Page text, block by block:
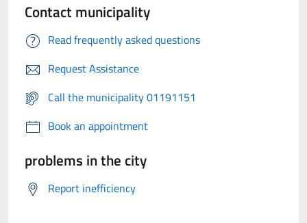
Contact municipality
Read frequently asked questions
Request Assistance
Call the municipality 01191151
Book an appointment
problems in the city
Report inefficiency